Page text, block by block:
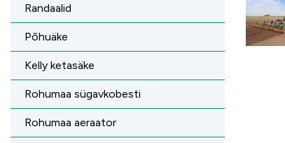
Randaalid
Põhuäke
Kelly ketasäke
Rohumaa sügavkobesti
Rohumaa aeraator